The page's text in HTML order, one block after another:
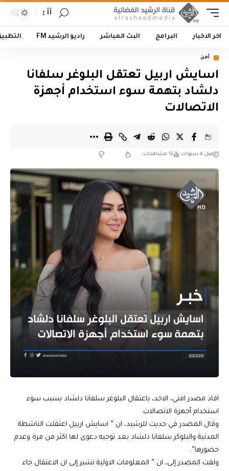
أأ
اخر الاخبار البرامج البث المباشر راديو الرشيد FM
أمن
اسايش اربيل تعتقل البلوغر سلفانا
دلشاد بتهمة سوء استخدام أجهزة
الاتصالات
قبل 4 سنوات 12 مشاهدات
افاد مصدر امني، الاحد، باعتقال البلوغر سلفانا دلشاد بسبب سوء
استخدام أجهزة الاتصالات.
وقال المصدر في حديث للرشيد، ان ” اسايش اربيل اعتقلت الناشطة
المدنية والبلوكر سلفانا دلشاد بعد توجيه دعوى لها اكثر من مرة وعدم
حضورها”.
ولفت المصدر إلى، ان ” المعلومات الاولية تشير إلى ان الاعتقال جاء